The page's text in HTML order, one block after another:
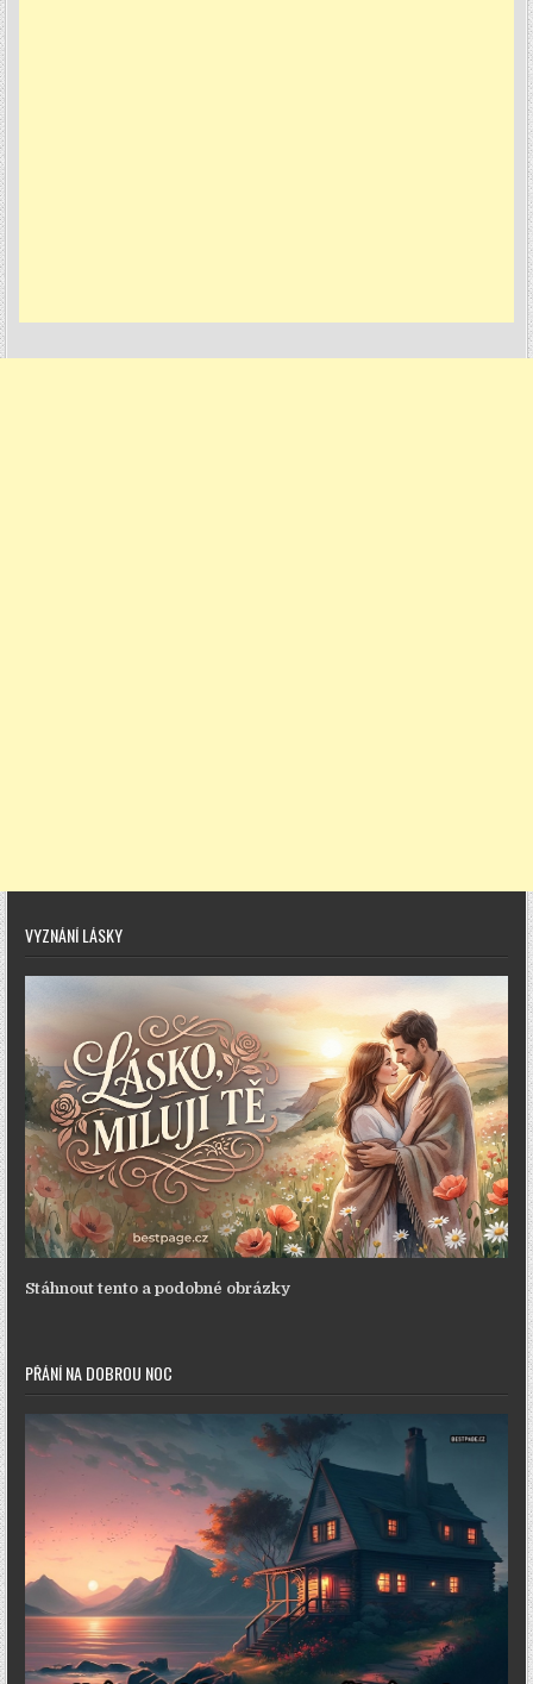
VYZNÁNÍ LÁSKY
Stáhnout tento a podobné obrázky
PŘÁNÍ NA DOBROU NOC